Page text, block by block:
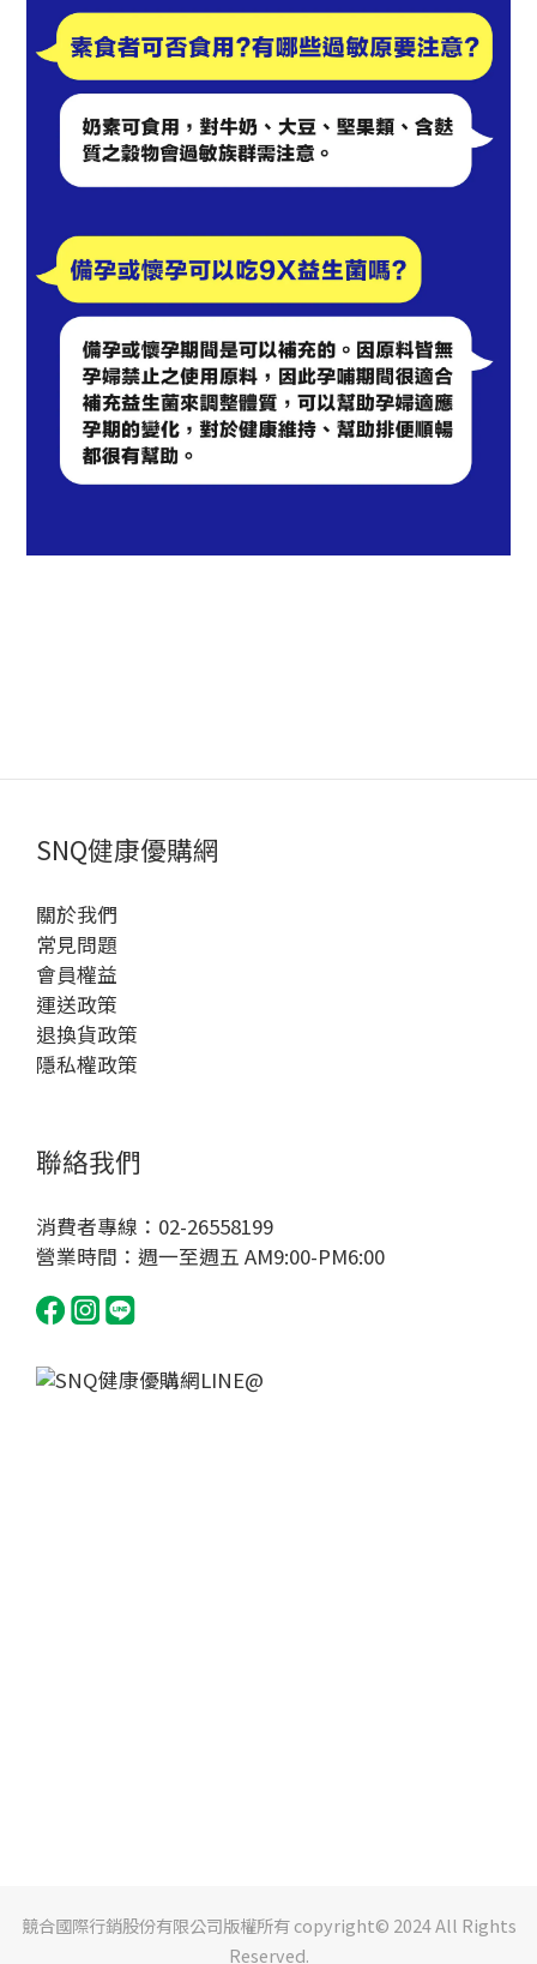
SNQ健康優購網
關於我們
常見問題
會員權益
運送政策
退換貨政策
隱私權政策
聯絡我們
消費者專線：02-26558199
營業時間：週一至週五 AM9:00-PM6:00
競合國際行銷股份有限公司版權所有 copyright© 2024 All Rights
Reserved.